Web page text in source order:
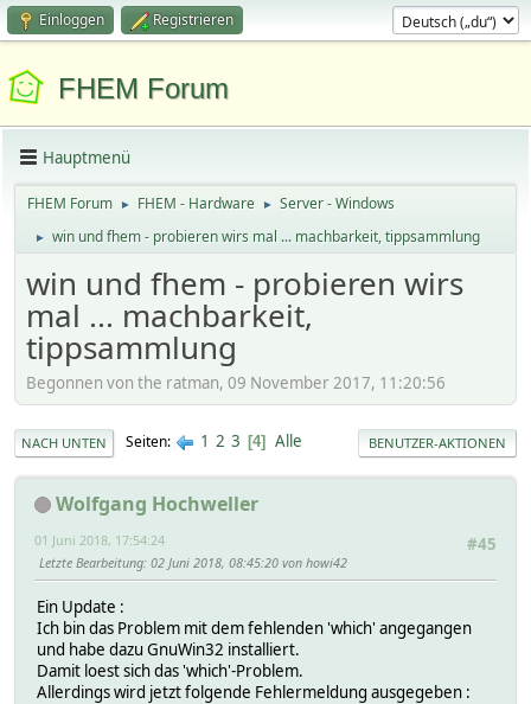
Einloggen Registrieren
FHEM Forum
Hauptmenü
FHEM Forum ► FHEM - Hardware ► Server - Windows
► win und fhem - probieren wirs mal ... machbarkeit, tippsammlung
win und fhem - probieren wirs
mal ... machbarkeit,
tippsammlung
Begonnen von the ratman, 09 November 2017, 11:20:56
NACH UNTEN Seiten 1 2 3 4 Alle BENUTZER-AKTIONEN
Wolfgang Hochweller
#45
01 Juni 2018, 17:54:24
Letzte Bearbeitung: 02 Juni 2018, 08:45:20 von howi42
Ein Update :
Ich bin das Problem mit dem fehlenden 'which' angegangen
und habe dazu GnuWin32 installiert.
Damit loest sich das 'which'-Problem.
Allerdings wird jetzt folgende Fehlermeldung ausgegeben :